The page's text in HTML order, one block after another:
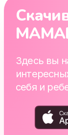
Здесь вы
себя и